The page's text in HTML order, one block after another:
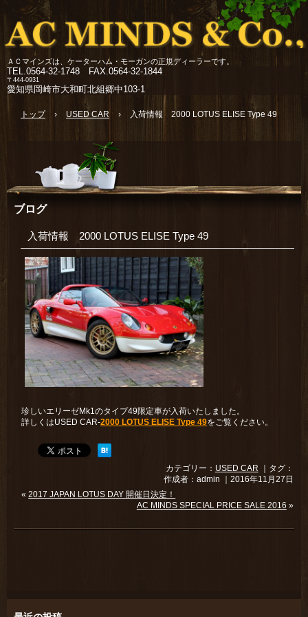
ＡＣマインズは、ケーターハム・モーガンの正規ディーラーです。
TEL.0564-32-1748 FAX.0564-32-1844
〒444-0931
愛知県岡崎市大和町北組郷中103-1
トップ › USED CAR › 入荷情報 2000 LOTUS ELISE Type 49
ブログ
入荷情報 2000 LOTUS ELISE Type 49
珍しいエリーゼMk1のタイプ49限定車が入荷いたしました。
詳しくはUSED CAR-2000 LOTUS ELISE Type 49をご覧ください。
カテゴリー： USED CAR ｜タグ：
作成者：admin ｜2016年11月27日
«2017 JAPAN LOTUS DAY 開催日決定！
AC MINDS SPECIAL PRICE SALE 2016 »